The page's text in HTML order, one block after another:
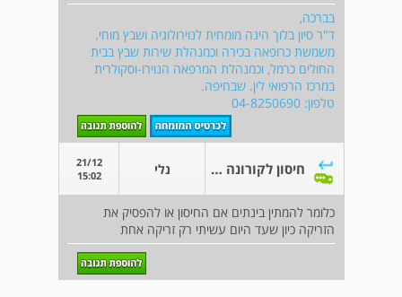
בברכה,
ד"ר סיון בלוך הינה מומחית לנוירולוגיה ושבץ מוחי.
משמשת כרופאה בכירה וכמנהלת שירות שבץ בבית
החולים כרמל, וכמנהלת המרפאה הנוירו-וסקולרית
במרכז הרפואי לין. שבחיפה.
טלפון: 04-8250690
חיסון לקורונה ושימוש בזריקה למניעת מגרננ נלי
21/12
15:02
כלומר להמתין בינתים אם החיסון או להפסיק את
הזריקה כיון שעד היום עשיתי רק זריקה אחת